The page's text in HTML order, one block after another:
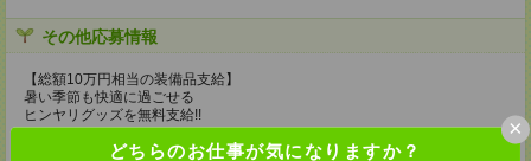
どちらのお仕事が気になりますか？
×
その他応募情報
【総額10万円相当の装備品支給】
暑い季節も快適に過ごせる
ヒンヤリグッズを無料支給!!
・ファン付きの空調制服